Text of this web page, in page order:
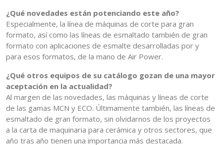
¿Qué novedades están potenciando este año?
Especialmente, la línea de máquinas de corte para gran
formato, así como las líneas de esmaltado también de gran
formato con aplicaciones de esmalte desarrolladas por y
para esos formatos, de la mano de Air Power.
¿Qué otros equipos de su catálogo gozan de una mayor
aceptación en la actualidad?
Al margen de las novedades, las máquinas y líneas de corte
de las gamas MCN y ECO. Últimamente también, las líneas de
esmaltado de gran formato, sin olvidarnos de los proyectos
a la carta de maquinaria para cerámica y otros sectores, que
año tras año tienen una importancia más destacada.